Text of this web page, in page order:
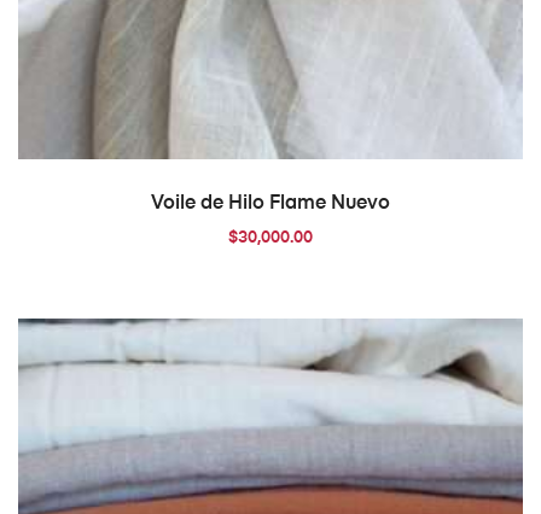
AÑADIR AL CARRITO
Voile de Hilo Flame Nuevo
$30,000.00